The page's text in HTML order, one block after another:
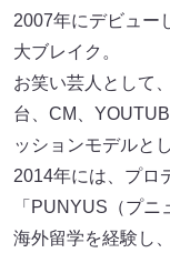
2007年にデビュー
大ブレイク。
お笑い芸人として
台、CM、
ッションモデルと
2014年には、プロ
「PUNYUS（プニ
海外留学を経験し